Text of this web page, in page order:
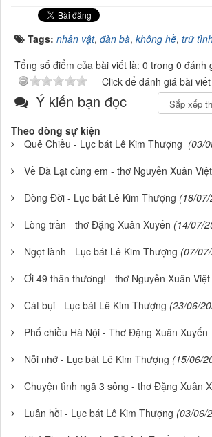
Tags: nhân vật, đàn bà, không hề, trữ
Tổng số điểm của bài viết là: 0 trong 0 đánh
Click để đánh giá bài viết
Ý kiến bạn đọc
Theo dòng sự kiện
Quê Chiều - Lục bát Lê Kim Thượng (03/
Về Đà Lạt cùng em - thơ Nguyễn Xuân Việt
Dòng Đời - Lục bát Lê Kim Thượng (18/
Lòng trần - thơ Đặng Xuân Xuyến (14/07/
Ngọt lành - Lục bát Lê Kim Thượng (07/
Ơi 49 thân thương! - thơ Nguyễn Xuân Việt
Cát bụi - Lục bát Lê Kim Thượng (23/06/
Phố chiều Hà Nội - Thơ Đặng Xuân Xuyến
Nỗi nhớ - Lục bát Lê Kim Thượng (15/06/
Chuyện tình ngã 3 sông - thơ Đặng Xuân
Luân hồi - Lục bát Lê Kim Thượng (03/06/